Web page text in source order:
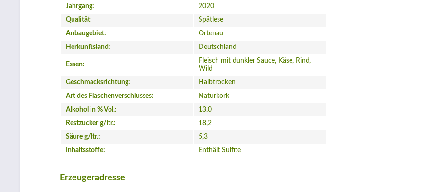
Jahrgang:
2020
Qualität:
Spätlese
Anbaugebiet:
Ortenau
Herkunftsland:
Deutschland
Essen:
Fleisch mit dunkler Sauce, Käse, Rind,
Wild
Geschmacksrichtung:
Halbtrocken
Art des Flaschenverschlusses:
Naturkork
Alkohol in % Vol.:
13,0
Restzucker g/ltr.:
18,2
Säure g/ltr.:
5,3
Inhaltsstoffe:
Enthält Sulfite
Erzeugeradresse